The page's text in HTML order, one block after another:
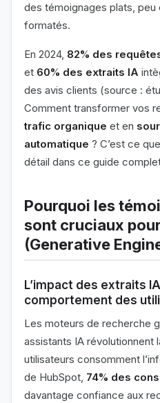
des témoignages plats, peu
formatés.
En 2024, 82% des
et 60% des extraits IA
des avis clients (source :
Comment transformer vos
trafic organique et en
automatique ? C’est ce
détail dans ce guide
Pourquoi les
sont cruciaux pour
(Generative
L’impact des extraits
comportement des
Les moteurs de recherche
assistants IA révolutionnent
utilisateurs consomment
de HubSpot, 74% des
davantage confiance aux